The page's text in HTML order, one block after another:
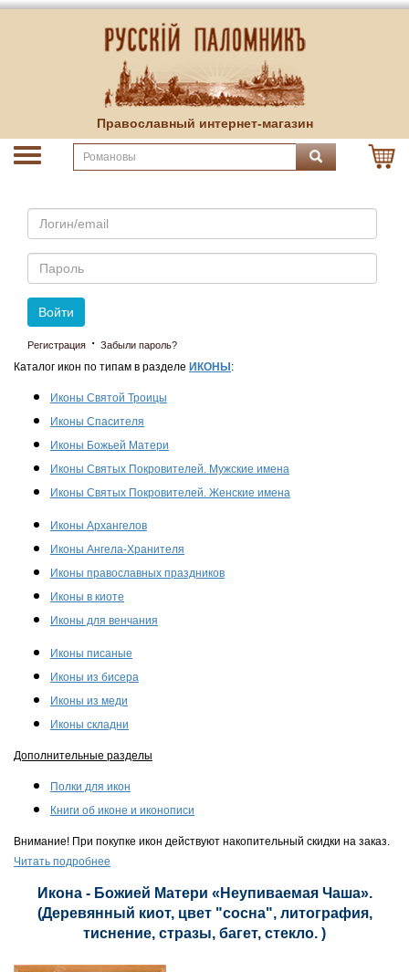
Православный интернет-магазин
Email
Пароль
Войти
Регистрация · Забыли пароль?
Каталог икон по типам в разделе ИКОНЫ :
Иконы Святой Троицы
Иконы Спасителя
Иконы Божьей Матери
Иконы Святых Покровителей. Мужские имена
Иконы Святых Покровителей. Женские имена
Иконы Архангелов
Иконы Ангела-Хранителя
Иконы православных праздников
Иконы в киоте
Иконы для венчания
Иконы писаные
Иконы из бисера
Иконы из меди
Иконы складни
Дополнительные разделы
Полки для икон
Книги об иконе и иконописи
Внимание! При покупке икон действуют накопительный скидки на заказ.
Читать подробнее
Икона - Божией Матери «Неупиваемая Чаша».
(Деревянный киот, цвет "сосна", литография,
тиснение, стразы, багет, стекло. )